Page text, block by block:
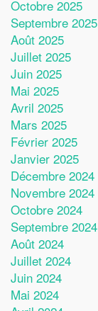
Octobre 2025
Septembre 2025
Août 2025
Juillet 2025
Juin 2025
Mai 2025
Avril 2025
Mars 2025
Février 2025
Janvier 2025
Décembre 2024
Novembre 2024
Octobre 2024
Septembre 2024
Août 2024
Juillet 2024
Juin 2024
Mai 2024